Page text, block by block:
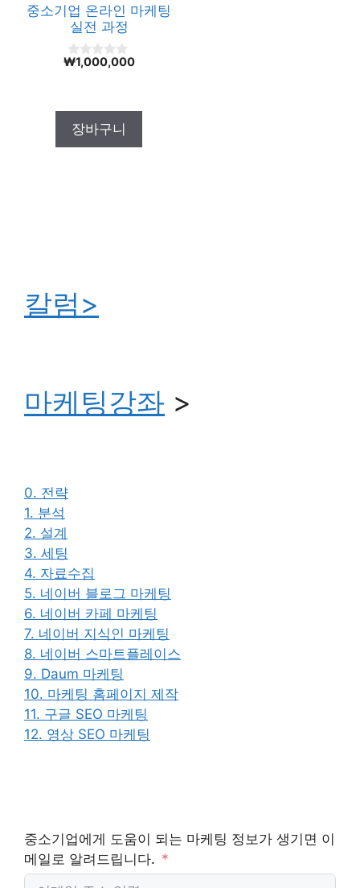
중소기업 온라인 마케팅
실전 과정
0
o
5
₩1,000,000
장바구니
칼럼>
마케팅강좌 >
0. 전략
1. 분석
2. 설계
3. 세팅
4. 자료수집
5. 네이버 블로그 마케팅
6. 네이버 카페 마케팅
7. 네이버 지식인 마케팅
8. 네이버 스마트플레이스
9. Daum 마케팅
10. 마케팅 홈페이지 제작
11. 구글 SEO 마케팅
12. 영상 SEO 마케팅
중소기업에게 도움이 되는 마케팅 정보가 생기면 이
메일로 알려드립니다.